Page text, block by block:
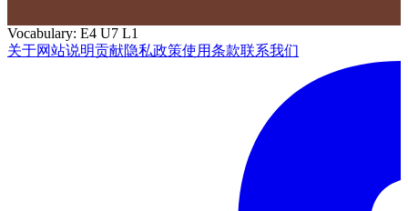
Vocabulary: E4 U7 L1
关于网站说明贡献隐私政策使用条款联系我们